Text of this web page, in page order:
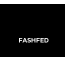
FASHFED